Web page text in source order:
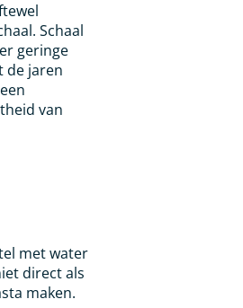
Schaal
geringe
de jaren
van
met water
direct als
maken.